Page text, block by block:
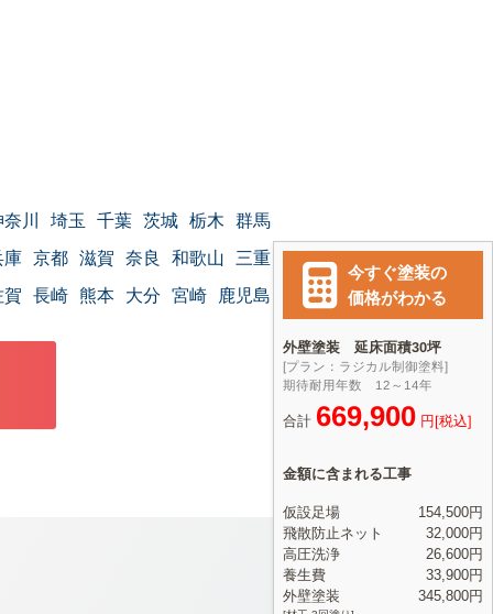
川 埼玉 千葉 茨城 栃木 群馬
庫 京都 滋賀 奈良 和歌山 三重
長崎 熊本 大分 宮崎 鹿児島 沖縄